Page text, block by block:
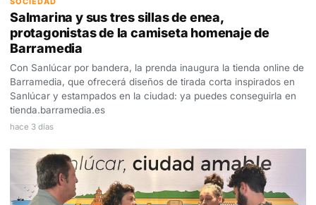
Salmarina y sus tres sillas de enea,
protagonistas de la camiseta homenaje de
Barramedia
Con Sanlúcar por bandera, la prenda inaugura la tienda online de
Barramedia, que ofrecerá diseños de tirada corta inspirados en
Sanlúcar y estampados en la ciudad: ya puedes conseguirla en
tienda.barramedia.es
hace 3 días